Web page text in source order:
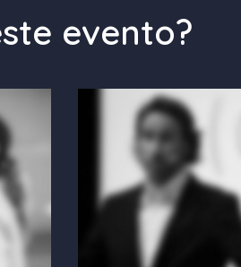
evento?